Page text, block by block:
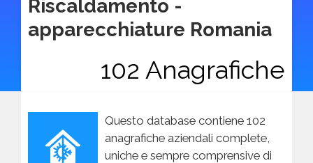
Riscaldamento -
apparecchiature Romania
102 Anagrafiche
Questo database contiene 102
anagrafiche aziendali complete,
uniche e sempre comprensive di